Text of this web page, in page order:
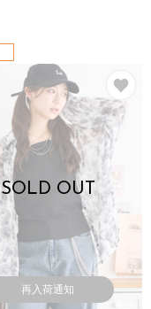
SOLD OUT
再入荷通知